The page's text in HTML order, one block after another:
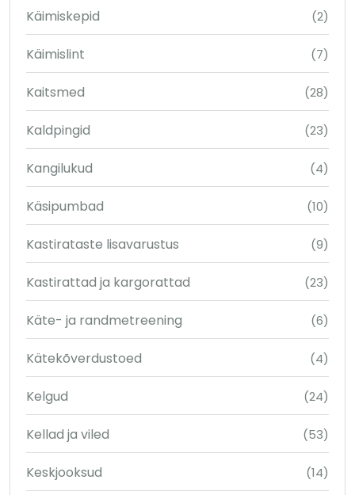
Käimiskepid (2)
Käimislint (7)
Kaitsmed (28)
Kaldpingid (23)
Kangilukud (4)
Käsipumbad (10)
Kastirataste lisavarustus (9)
Kastirattad ja kargorattad (23)
Käte- ja randmetreening (6)
Kätekõverdustoed (4)
Kelgud (24)
Kellad ja viled (53)
Keskjooksud (14)